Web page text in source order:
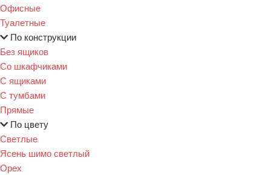
Офисные
Туалетные
По конструкции
Без ящиков
Со шкафчиками
С ящиками
С тумбами
Прямые
По цвету
Светлые
Ясень шимо светлый
Орех